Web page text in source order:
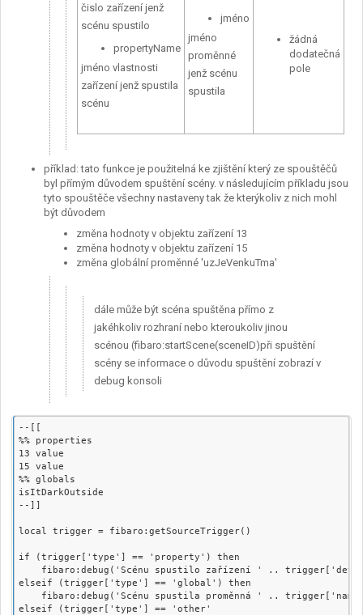
čislo zařízení jenž
scénu spustilo
propertyName
jméno vlastnosti
zařízení jenž spustila
scénu
jméno
jméno
proměnné
jenž scénu
spustila
žádná
dodatečná
pole
příklad: tato funkce je použitelná ke zjištění který ze spouštěčů
byl přímým důvodem spuštění scény. v následujícím příkladu jsou
tyto spouštěče všechny nastaveny tak že kterýkoliv z nich mohl
být důvodem
změna hodnoty v objektu zařízení 13
změna hodnoty v objektu zařízení 15
změna globální proměnné 'uzJeVenkuTma'
dále může být scéna spuštěna přímo z
jakéhkoliv rozhraní nebo kteroukoliv jinou
scénou (fibaro:startScene(sceneID)při spuštění
scény se informace o důvodu spuštění zobrazí v
debug konsoli
--[[
%% properties
13 value
15 value
%% globals
isItDarkOutside
--]]
local trigger = fibaro:getSourceTrigger()
if (trigger['type'] == 'property') then
fibaro:debug('Scénu spustilo zařízení ' ..
elseif (trigger['type'] == 'global') then
fibaro:debug('Scénu spustila proměnná ' ..
elseif (trigger['type'] == 'other'